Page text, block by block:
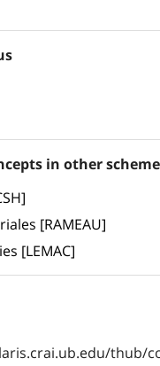
in other
[RAMEAU]
[LEMAC]
thub/